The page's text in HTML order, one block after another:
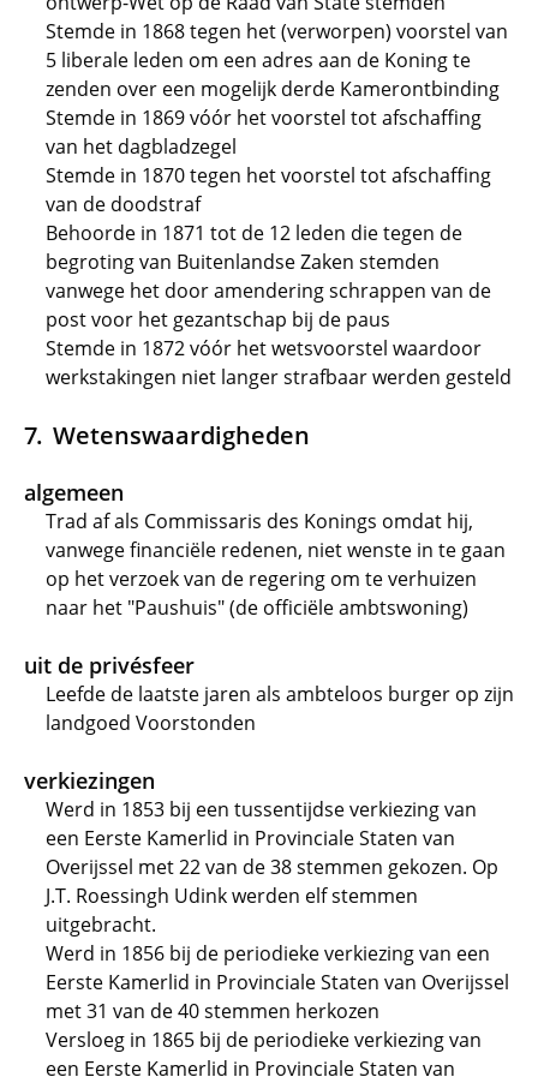
Stemde in 1868 tegen het (verworpen) voorstel van
5 liberale leden om een adres aan de Koning te
zenden over een mogelijk derde Kamerontbinding
Stemde in 1869 vóór het voorstel tot afschaffing
van het dagbladzegel
Stemde in 1870 tegen het voorstel tot afschaffing
van de doodstraf
Behoorde in 1871 tot de 12 leden die tegen de
begroting van Buitenlandse Zaken stemden
vanwege het door amendering schrappen van de
post voor het gezantschap bij de paus
Stemde in 1872 vóór het wetsvoorstel waardoor
werkstakingen niet langer strafbaar werden gesteld
Wetenswaardigheden
algemeen
Trad af als Commissaris des Konings omdat hij,
vanwege financiële redenen, niet wenste in te gaan
op het verzoek van de regering om te verhuizen
naar het "Paushuis" (de officiële ambtswoning)
uit de privésfeer
Leefde de laatste jaren als ambteloos burger op zijn
landgoed Voorstonden
verkiezingen
Werd in 1853 bij een tussentijdse verkiezing van
een Eerste Kamerlid in Provinciale Staten van
Overijssel met 22 van de 38 stemmen gekozen. Op
J.T. Roessingh Udink werden elf stemmen
uitgebracht.
Werd in 1856 bij de periodieke verkiezing van een
Eerste Kamerlid in Provinciale Staten van Overijssel
met 31 van de 40 stemmen herkozen
Versloeg in 1865 bij de periodieke verkiezing van
een Eerste Kamerlid in Provinciale Staten van